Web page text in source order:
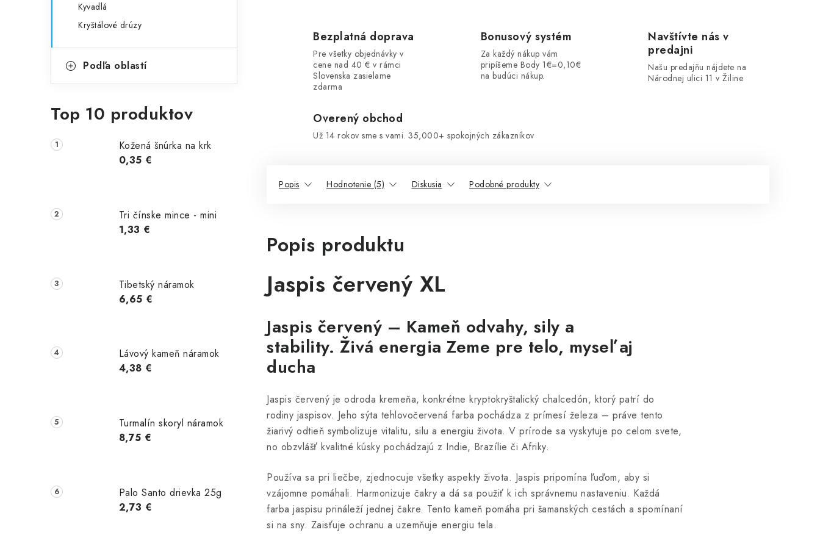
Kyvadlá
Kryštálové drúzy
Podľa oblastí
Top 10 produktov
Kožená šnúrka na krk
0,35 €
Tri čínske mince - mini
1,33 €
Tibetský náramok
6,65 €
Lávový kameň náramok
4,38 €
Turmalín skoryl náramok
8,75 €
Palo Santo drievka 25g
2,73 €
Bezplatná doprava
Pre všetky objednávky v
cene nad 40 € v rámci
Slovenska zasielame
zdarma
Bonusový systém
Za každý nákup vám
pripíšeme Body 1€=0,10€
na budúci nákup.
Navštívte nás v
predajni
Našu predajňu nájdete na
Národnej ulici 11 v Žiline
Overený obchod
Už 14 rokov sme s vami. 35,000+ spokojných zákazníkov
Popis Hodnotenie (5) Diskusia Podobné produkty
Popis produktu
Jaspis červený XL
Jaspis červený – Kameň odvahy, sily a
stability. Živá energia Zeme pre telo, myseľ aj
ducha
Jaspis červený je odroda kremeňa, konkrétne kryptokryštalický chalcedón, ktorý patrí do
rodiny jaspisov. Jeho sýta tehlovočervená farba pochádza z prímesí železa – práve tento
žiarivý odtieň symbolizuje vitalitu, silu a energiu života. V prírode sa vyskytuje po celom svete,
no obzvlášť kvalitné kúsky pochádzajú z Indie, Brazílie či Afriky.
Používa sa pri liečbe, zjednocuje všetky aspekty života. Jaspis pripomína ľuďom, aby si
vzájomne pomáhali. Harmonizuje čakry a dá sa použiť k ich správnemu nastaveniu. Každá
farba jaspisu prináleží jednej čakre. Tento kameň pomáha pri šamanských cestách a spomínaní
si na sny. Zaisťuje ochranu a uzemňuje energiu tela.